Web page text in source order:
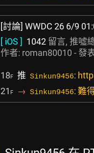
[討論] WWDC 26 6/9
[ iOS ] 1042 留言, 推噓
作者: roman80010 - 發
18F 推 Sinkun9456:
21 F → Sinkun9456: 難